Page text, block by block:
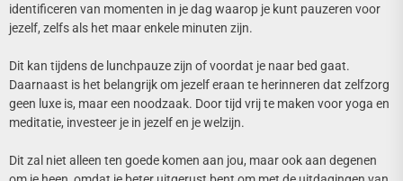
identificeren van momenten in je dag waarop je kunt pauzeren voor
jezelf, zelfs als het maar enkele minuten zijn.
Dit kan tijdens de lunchpauze zijn of voordat je naar bed gaat.
Daarnaast is het belangrijk om jezelf eraan te herinneren dat zelfzorg
geen luxe is, maar een noodzaak. Door tijd vrij te maken voor yoga en
meditatie, investeer je in jezelf en je welzijn.
Dit zal niet alleen ten goede komen aan jou, maar ook aan degenen